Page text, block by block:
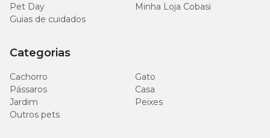
Pet Day
Minha Loja Cobasi
Guias de cuidados
Categorias
Cachorro
Gato
Pássaros
Casa
Jardim
Peixes
Outros pets